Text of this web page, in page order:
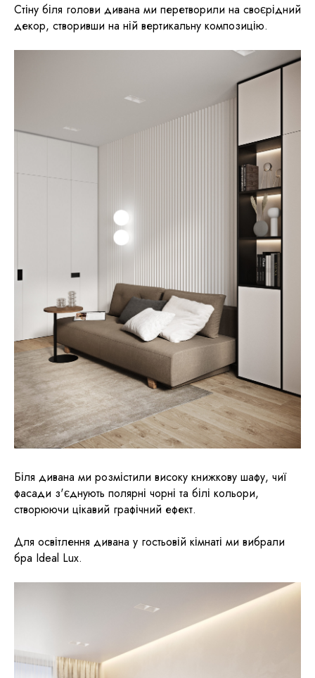
Стіну біля голови дивана ми перетворили на своєрідний
декор, створивши на ній вертикальну композицію.
Біля дивана ми розмістили високу книжкову шафу, чиї
фасади з'єднують полярні чорні та білі кольори,
створюючи цікавий графічний ефект.
Для освітлення дивана у гостьовій кімнаті ми вибрали
бра Ideal Lux.